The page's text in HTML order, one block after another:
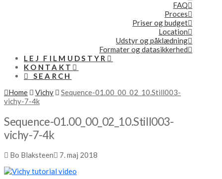
FAQ
Proces
Priser og budget
Location
Udstyr og påklædning
Formater og datasikkerhed
LEJ FILMUDSTYR
KONTAKT
SEARCH
Home
Vichy
Sequence-01.00_00_02_10.Still003-
vichy-7-4k
Sequence-01.00_00_02_10.Still003-
vichy-7-4k
Bo Blaksteen 7. maj 2018